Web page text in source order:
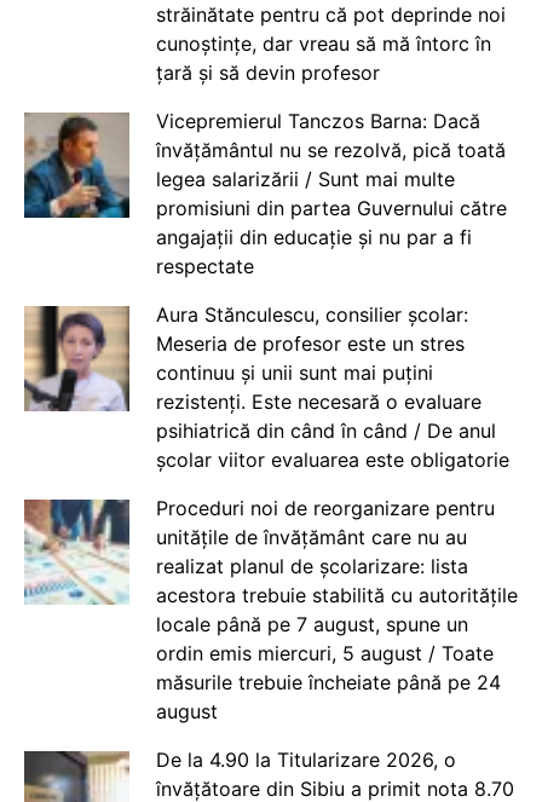
străinătate pentru că pot deprinde noi
cunoștințe, dar vreau să mă întorc în
țară și să devin profesor
Vicepremierul Tanczos Barna: Dacă
învățământul nu se rezolvă, pică toată
legea salarizării / Sunt mai multe
promisiuni din partea Guvernului către
angajații din educație și nu par a fi
respectate
Aura Stănculescu, consilier școlar:
Meseria de profesor este un stres
continuu și unii sunt mai puțini
rezistenți. Este necesară o evaluare
psihiatrică din când în când / De anul
școlar viitor evaluarea este obligatorie
Proceduri noi de reorganizare pentru
unitățile de învățământ care nu au
realizat planul de școlarizare: lista
acestora trebuie stabilită cu autoritățile
locale până pe 7 august, spune un
ordin emis miercuri, 5 august / Toate
măsurile trebuie încheiate până pe 24
august
De la 4.90 la Titularizare 2026, o
învățătoare din Sibiu a primit nota 8.70